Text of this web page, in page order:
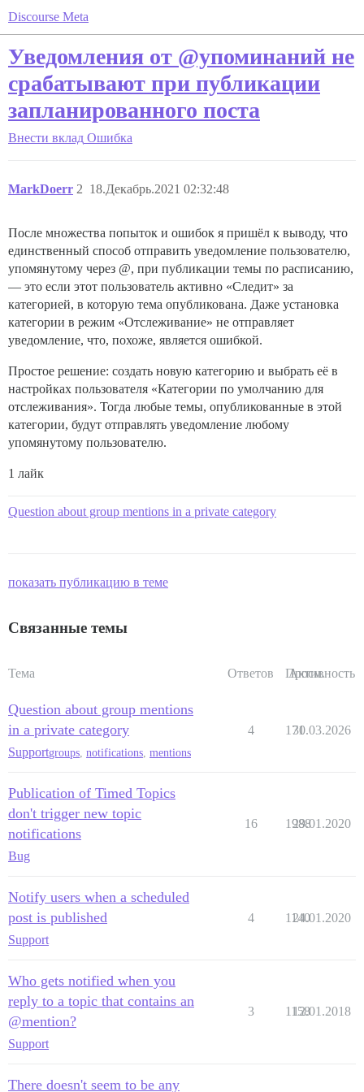
Discourse Meta
Уведомления от @упоминаний не
срабатывают при публикации
запланированного поста
Внести вклад Ошибка
MarkDoerr 18.Декабрь.2021 02:32:48
2
После множества попыток и ошибок я пришёл к выводу, что
единственный способ отправить уведомление пользователю,
упомянутому через @, при публикации темы по расписанию,
— это если этот пользователь активно «Следит» за
категорией, в которую тема опубликована. Даже установка
категории в режим «Отслеживание» не отправляет
уведомление, что, похоже, является ошибкой.
Простое решение: создать новую категорию и выбрать её в
настройках пользователя «Категории по умолчанию для
отслеживания». Тогда любые темы, опубликованные в этой
категории, будут отправлять уведомление любому
упомянутому пользователю.
1 лайк
Question about group mentions in a private category
показать публикацию в теме
Связанные темы
Тема Ответов Просм.
Активность
Question about group mentions
in a private category
Supportgroups notifications mentions
4 171
30.03.2026
Publication of Timed Topics
don't trigger new topic
notifications
Bug
16 1988
29.01.2020
Notify users when a scheduled
post is published
Support
4 1140
24.01.2020
Who gets notified when you
reply to a topic that contains an
@mention?
Support
3 1158
12.01.2018
There doesn't seem to be any